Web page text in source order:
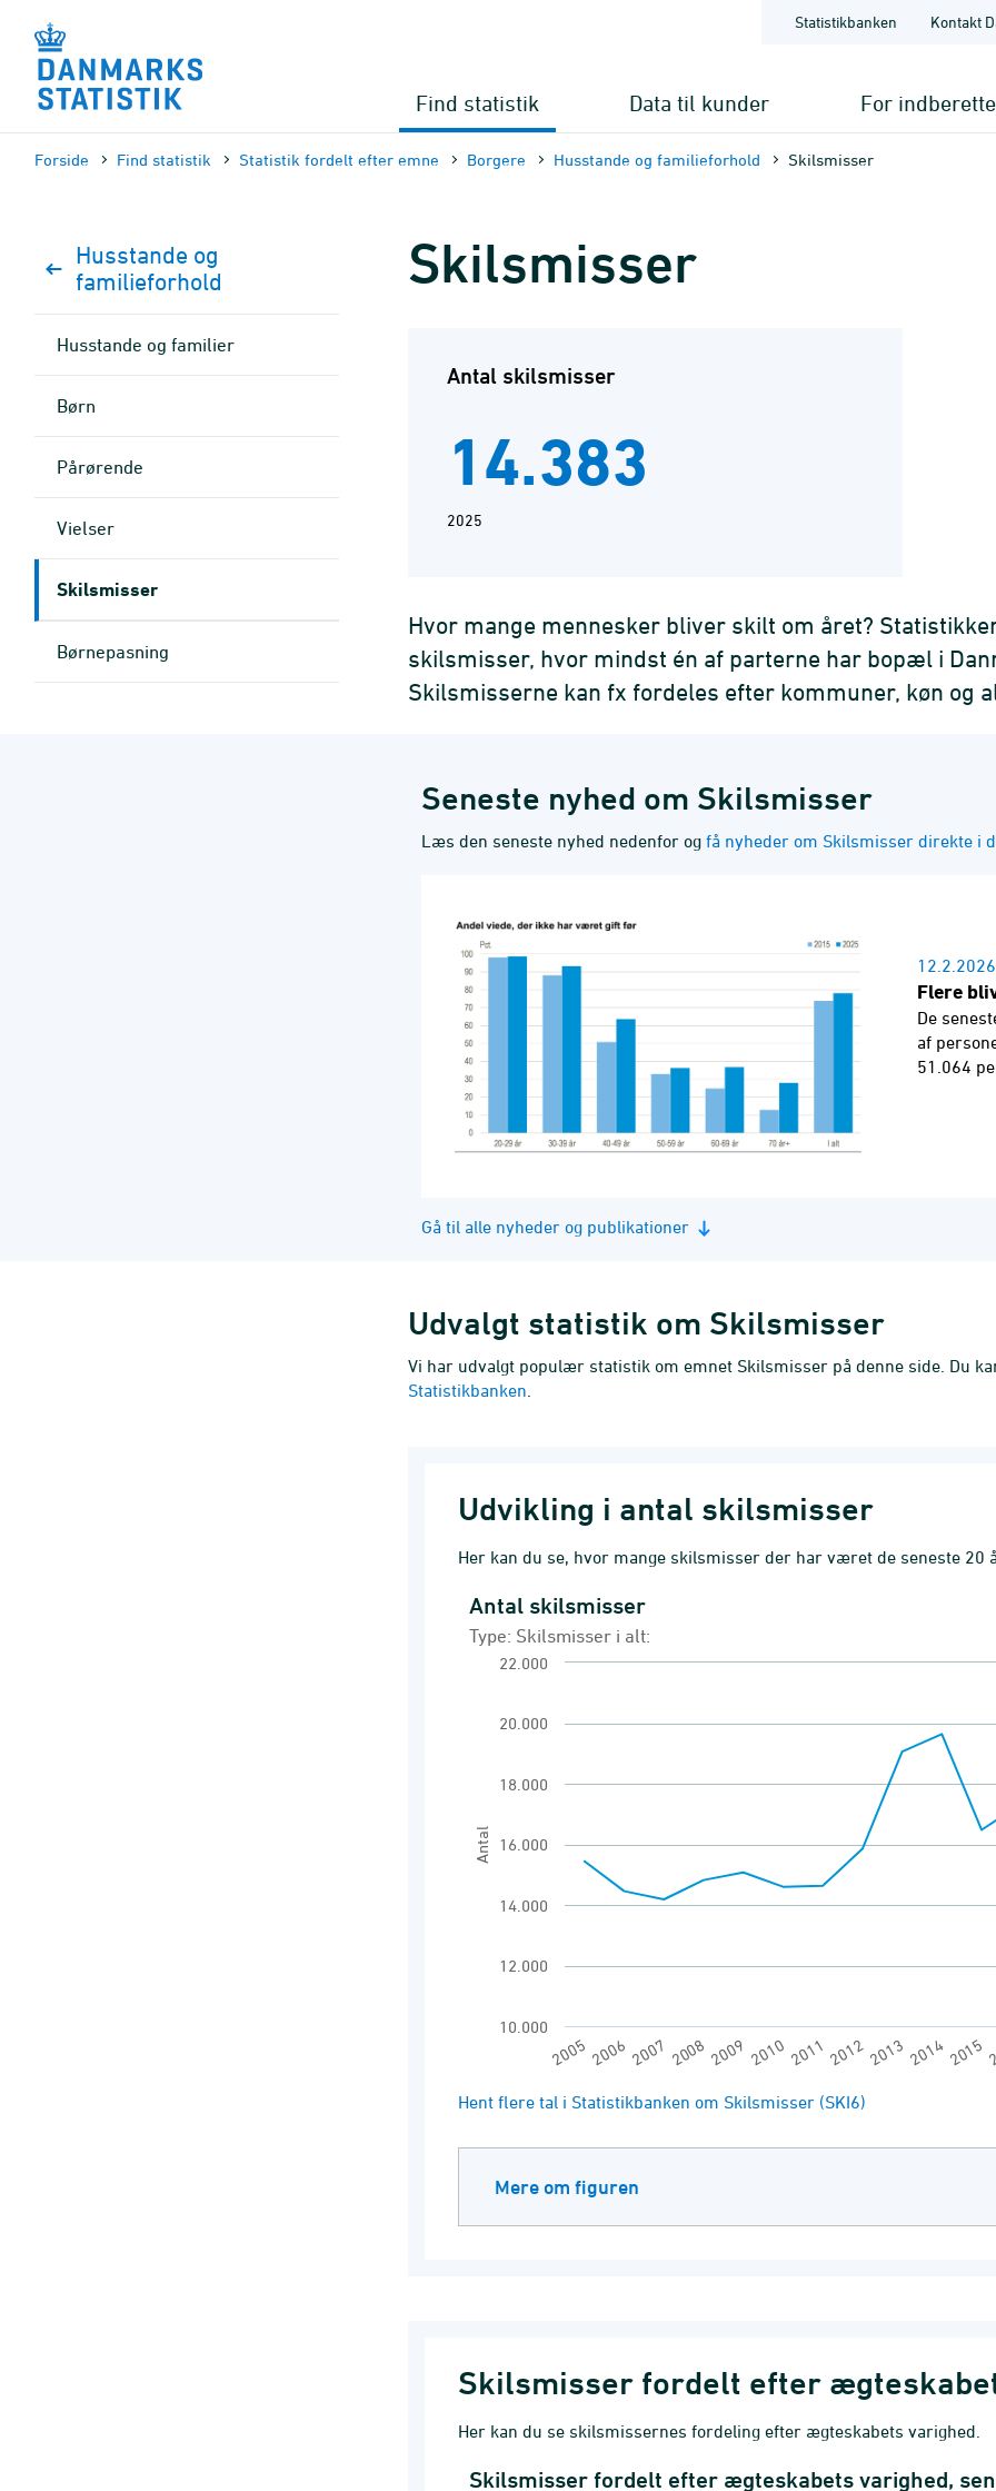
sidens
indhold
Statistikbanken Kontakt
Find statistik Data til kunder For
Forside Find statistik Statistik fordelt efter emne Borgere Husstande og familieforhold Skilsmisser
Skilsmisser
Antal skilsmisser
14.383
2025
Hvor mange mennesker bliver skilt om året?
skilsmisser, hvor mindst én af parterne har bopæl i
Skilsmisserne kan fx fordeles efter kommuner, køn og
Seneste nyhed om Skilsmisser
Læs den seneste nyhed nedenfor ogfå nyheder om Skilsmisser direkte i
12.2.2026
Flere
De
af
51.064
Gå til alle nyheder og publikationer
Udvalgt statistik om Skilsmisser
Vi har udvalgt populær statistik om emnet Skilsmisser på denne side. Du
Statistikbanken
Udvikling i antal skilsmisser
Her kan du se, hvor mange skilsmisser der har været de seneste 20
Antal skilsmisser
Line chart with 21 data points.
Skilsmisser
The chart has 1 X axis displaying categories.
The chart has 1 Y axis displaying Antal. Range: 10000
Antal
Antal skilsmisser
Type: Skilsmisser i alt:
2005 2006 2007 2008 2009 2010 2011 20122013 2014 2015
10.000
12.000
14.000
16.000
18.000
20.000
22.000
End of interactive chart.
Hent flere tal i Statistikbanken om Skilsmisser (SKI6)
Mere om figuren
Skilsmisser fordelt efter
Her kan du se skilsmissernes fordeling efter ægteskabets varighed.
Skilsmisser fordelt efter ægteskabets varighed,
Husstande og
familieforhold
Husstande og familier
Børn
Pårørende
Vielser
Skilsmisser
Børnepasning